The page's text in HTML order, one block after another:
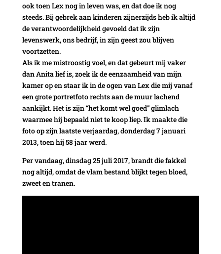
ook toen Lex nog in leven was, en dat doe ik nog
steeds. Bij gebrek aan kinderen zijnerzijds heb ik altijd
de verantwoordelijkheid gevoeld dat ik zijn
levenswerk, ons bedrijf, in zijn geest zou blijven
voortzetten.
Als ik me mistroostig voel, en dat gebeurt mij vaker
dan Anita lief is, zoek ik de eenzaamheid van mijn
kamer op en staar ik in de ogen van Lex die mij vanaf
een grote portretfoto rechts aan de muur lachend
aankijkt. Het is zijn “het komt wel goed” glimlach
waarmee hij bepaald niet te koop liep. Ik maakte die
foto op zijn laatste verjaardag, donderdag 7 januari
2013, toen hij 58 jaar werd.
Per vandaag, dinsdag 25 juli 2017, brandt die fakkel
nog altijd, omdat de vlam bestand blijkt tegen bloed,
zweet en tranen.